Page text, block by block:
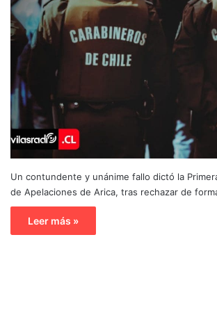
Un contundente y unánime fallo dictó la
de Apelaciones de Arica, tras rechazar de
Leer más »